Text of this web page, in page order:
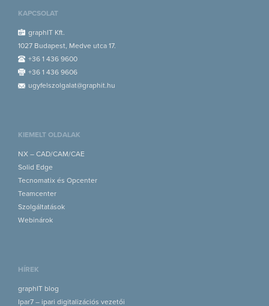
KAPCSOLAT
graphIT Kft.
1027 Budapest, Medve utca 17.
+36 1 436 9600
+36 1 436 9606
ugyfelszolgalat@graphit.hu
KIEMELT OLDALAK
NX – CAD/CAM/CAE
Solid Edge
Tecnomatix és Opcenter
Teamcenter
Szolgáltatások
Webinárok
HÍREK
graphIT blog
Ipar7 – ipari digitalizációs vezetői